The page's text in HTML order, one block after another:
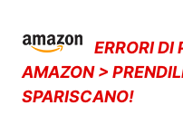
ERRORI DI
AMAZON >
SPARISCANO!